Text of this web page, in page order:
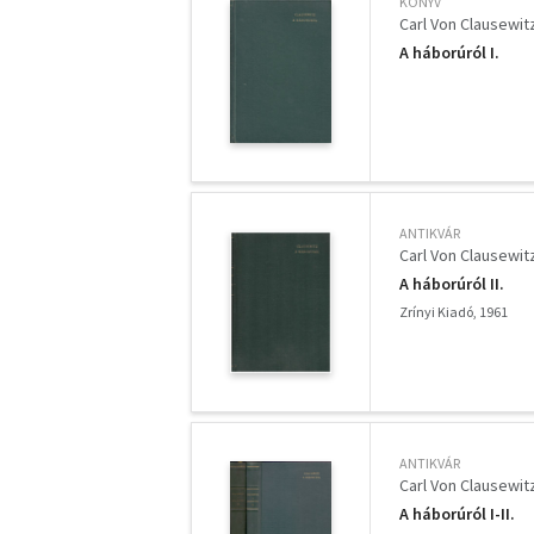
Carl Von
A háborúról I.
ANTIKVÁR
Carl Von
A háborúról II.
Zrínyi Kiadó, 1961
ANTIKVÁR
Carl Von
A háborúról I-II.